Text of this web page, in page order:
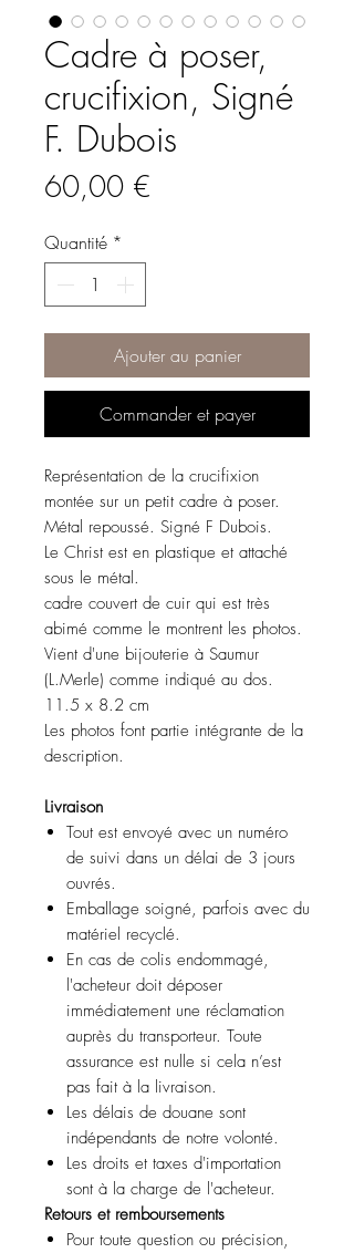
Cadre à poser,
crucifixion, Signé
F. Dubois
60,00 €
Quantité *
Ajouter au panier
Commander et payer
Représentation de la crucifixion
montée sur un petit cadre à poser.
Métal repoussé. Signé F Dubois.
Le Christ est en plastique et attaché
sous le métal.
cadre couvert de cuir qui est très
abimé comme le montrent les photos.
Vient d'une bijouterie à Saumur
(L.Merle) comme indiqué au dos.
11.5 x 8.2 cm
Les photos font partie intégrante de la
description.
Livraison
Tout est envoyé avec un numéro
de suivi dans un délai de 3 jours
ouvrés.
Emballage soigné, parfois avec du
matériel recyclé.
En cas de colis endommagé,
l'acheteur doit déposer
immédiatement une réclamation
auprès du transporteur. Toute
assurance est nulle si cela n’est
pas fait à la livraison.
Les délais de douane sont
indépendants de notre volonté.
Les droits et taxes d'importation
sont à la charge de l'acheteur.
Retours et remboursements
Pour toute question ou précision,